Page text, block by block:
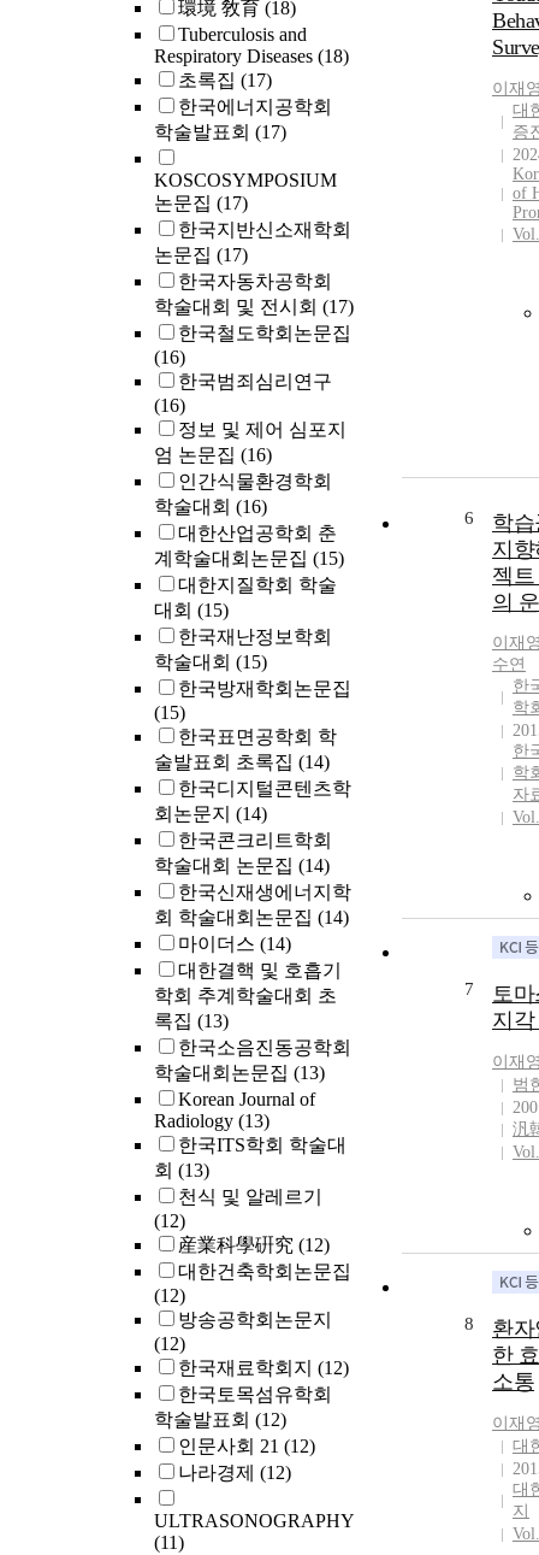
環境 敎育 (18)
Tuberculosis and
Respiratory Diseases (18)
초록집 (17)
한국에너지공학회
학술발표회 (17)
KOSCOSYMPOSIUM
논문집 (17)
한국지반신소재학회
논문집 (17)
한국자동차공학회
학술대회 및 전시회 (17)
한국철도학회논문집
(16)
한국범죄심리연구
(16)
정보 및 제어 심포지
엄 논문집 (16)
인간식물환경학회
학술대회 (16)
대한산업공학회 춘
계학술대회논문집 (15)
대한지질학회 학술
대회 (15)
한국재난정보학회
학술대회 (15)
한국방재학회논문집
(15)
한국표면공학회 학
술발표회 초록집 (14)
한국디지털콘텐츠학
회논문지 (14)
한국콘크리트학회
학술대회 논문집 (14)
한국신재생에너지학
회 학술대회논문집 (14)
마이더스 (14)
대한결핵 및 호흡기
학회 추계학술대회 초
록집 (13)
한국소음진동공학회
학술대회논문집 (13)
Korean Journal of
Radiology (13)
한국ITS학회 학술대
회 (13)
천식 및 알레르기
(12)
産業科學硏究 (12)
대한건축학회논문집
(12)
방송공학회논문지
(12)
한국재료학회지 (12)
한국토목섬유학회
학술발표회 (12)
인문사회 21 (12)
나라경제 (12)
ULTRASONOGRAPHY
(11)
이재
대
증
of
6
학
지
젝
의
이재
수연
한
학
한
학
자
7
토
지
이재
범
汎
8
환
한
소통
이재
대
대
지